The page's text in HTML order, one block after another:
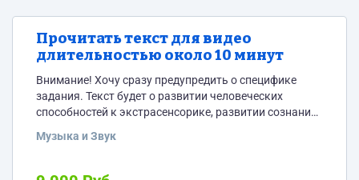
Прочитать текст для видео
длительностью около 10 минут
Внимание! Хочу сразу предупредить о специфике
задания. Текст будет о развитии человеческих
способностей к экстрасенсорике, развитии сознания
вашими религиозными или личными убеждениями и
заявку. Надо прочитать текст который мы потом
Музыка и Звук